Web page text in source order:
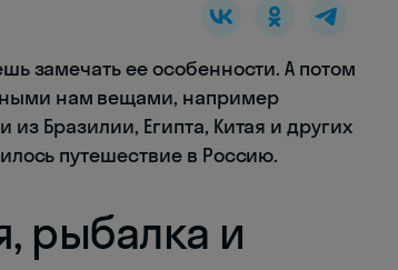
замечать ее особенности. А потом
нам вещами, например
Бразилии, Египта, Китая и других
путешествие в Россию.
рыбалка и